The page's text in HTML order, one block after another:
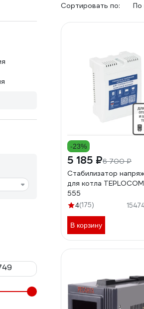
Сортировать по: По
-23%
5 185 ₽6 700 ₽
Стабилизатор
для котла
555
4(175)
В корзину